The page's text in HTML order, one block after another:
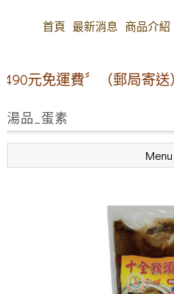
首頁 最新消息 商品介紹
免運費〞（郵局寄送）
湯品_蛋素
Menu